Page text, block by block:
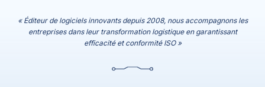
« Éditeur de logiciels innovants depuis 2008, nous accompagnons les
entreprises dans leur transformation logistique en garantissant
efficacité et conformité ISO »